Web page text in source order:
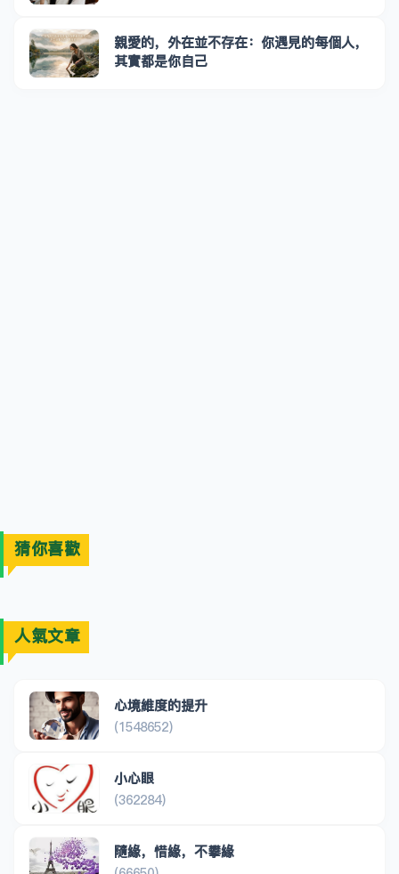
親愛的，外在並不存在：你遇見的每個人，
其實都是你自己
猜你喜歡
人氣文章
心境維度的提升
(1548652)
小心眼
(362284)
隨緣，惜緣，不攀緣